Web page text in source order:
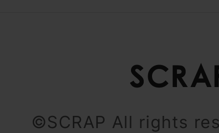
©SCRAP All rights